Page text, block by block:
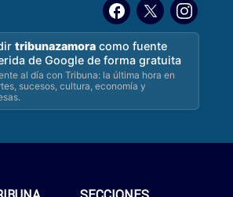
tribunazamora como fuente
de Google de forma gratuita
al día con Tribuna: la última hora en
sucesos, cultura, economía y